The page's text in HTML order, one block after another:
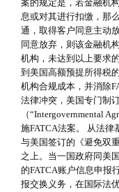
案的规定是，若金融机
息或对其进行扣缴，那
通，取得客户同意主动
同意放弃，则该金融机
机构，未达到以上要求
到美国高额预提所得税
机构合规成本，并消除
法律冲突，美国专门制
（“Intergovernmental
施FATCA法案。 从法律
与美国签订的《避免双
之上。当一国政府同美
的FATCA账户信息申报
报交换义务，在国际法